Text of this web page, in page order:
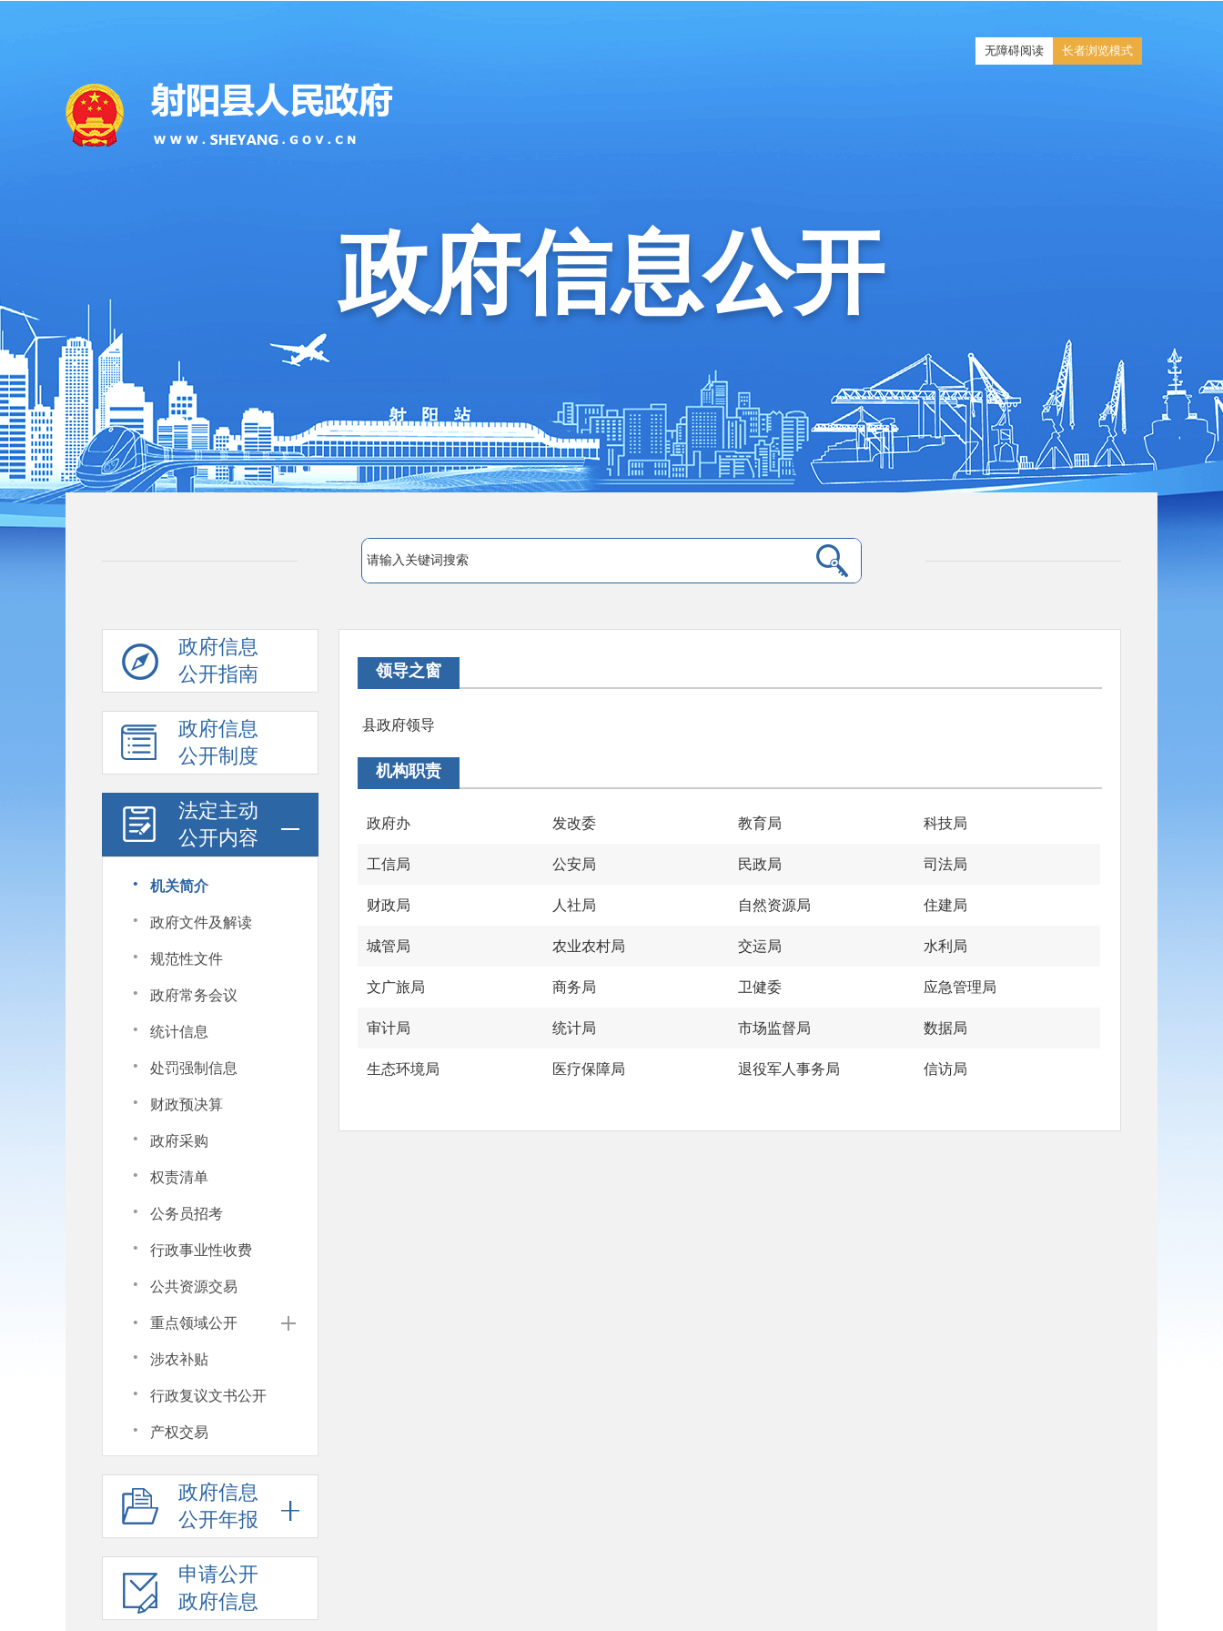
无障碍阅读 长者浏览模式
政府信息公开
政府信息
公开指南
政府信息
公开制度
法定主动
公开内容
· 机关简介
· 政府文件及解读
· 规范性文件
· 政府常务会议
· 统计信息
· 处罚强制信息
· 财政预决算
· 政府采购
· 权责清单
· 公务员招考
· 行政事业性收费
· 公共资源交易
· 重点领域公开
· 涉农补贴
· 行政复议文书公开
· 产权交易
政府信息
公开年报
申请公开
政府信息
领导之窗
县政府领导
机构职责
政府办 发改委 教育局 科技局
工信局 公安局 民政局 司法局
财政局 人社局 自然资源局 住建局
城管局 农业农村局 交运局 水利局
文广旅局 商务局 卫健委 应急管理局
审计局 统计局 市场监督局 数据局
生态环境局 医疗保障局 退役军人事务局 信访局